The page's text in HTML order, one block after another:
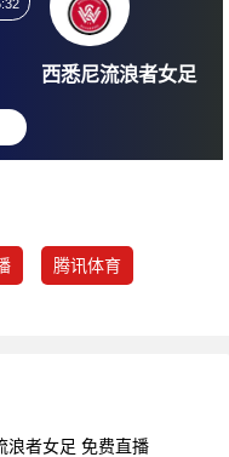
08 17:45:32
: 西悉尼流
腾讯体育
浪者女足 免费直播